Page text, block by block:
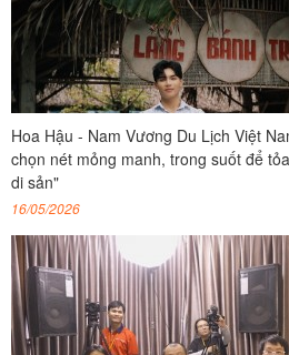
Hoa Hậu - Nam Vương Du Lịch Việt
chọn nét mỏng manh, trong suốt để
di sản"
16/05/2026